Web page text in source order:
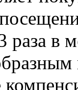
раза в